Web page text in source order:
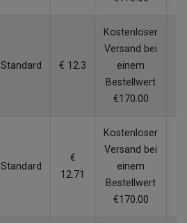
Standard € 12.3
Kostenloser
Versand bei
einem
Bestellwert
€170.00
Standard
€
12.71
Kostenloser
Versand bei
einem
Bestellwert
€170.00